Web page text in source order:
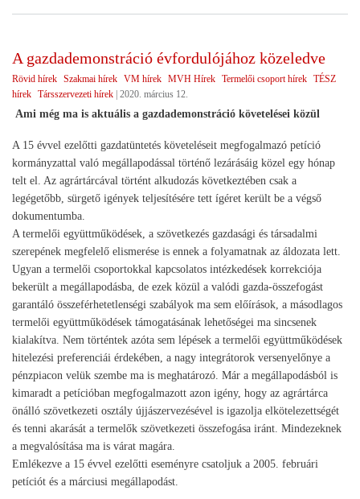
A gazdademonstráció évfordulójához közeledve
Rövid hírek Szakmai hírek VM hírek MVH Hírek Termelői csoport hírek TÉSZ
hírek Társszervezeti hírek 2020. március 12.
Ami még ma is aktuális a gazdademonstráció követelései közül
A 15 évvel ezelőtti gazdatüntetés követeléseit megfogalmazó petíció
kormányzattal való megállapodással történő lezárásáig közel egy hónap
telt el. Az agrártárcával történt alkudozás következtében csak a
legégetőbb, sürgető igények teljesítésére tett ígéret került be a végső
dokumentumba.
A termelői együttműködések, a szövetkezés gazdasági és társadalmi
szerepének megfelelő elismerése is ennek a folyamatnak az áldozata lett.
Ugyan a termelői csoportokkal kapcsolatos intézkedések korrekciója
bekerült a megállapodásba, de ezek közül a valódi gazda-összefogást
garantáló összeférhetetlenségi szabályok ma sem előírások, a másodlagos
termelői együttműködések támogatásának lehetőségei ma sincsenek
kialakítva. Nem történtek azóta sem lépések a termelői együttműködések
hitelezési preferenciái érdekében, a nagy integrátorok versenyelőnye a
pénzpiacon velük szembe ma is meghatározó. Már a megállapodásból is
kimaradt a petícióban megfogalmazott azon igény, hogy az agrártárca
önálló szövetkezeti osztály újjászervezésével is igazolja elkötelezettségét
és tenni akarását a termelők szövetkezeti összefogása iránt. Mindezeknek
a megvalósítása ma is várat magára.
Emlékezve a 15 évvel ezelőtti eseményre csatoljuk a 2005. februári
petíciót és a márciusi megállapodást.